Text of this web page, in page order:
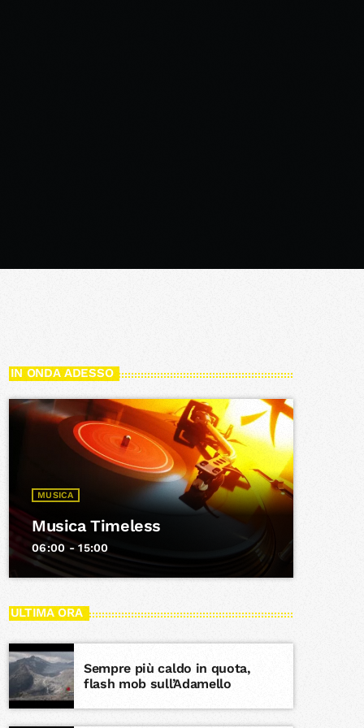
IN ONDA ADESSO
MUSICA
Musica Timeless
06:00 - 15:00
ULTIMA ORA
Sempre più caldo in quota,
flash mob sull’Adamello